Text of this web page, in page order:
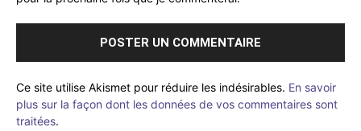
Ce site utilise Akismet pour réduire les indésirables. En savoir
plus sur la façon dont les données de vos commentaires sont
traitées.